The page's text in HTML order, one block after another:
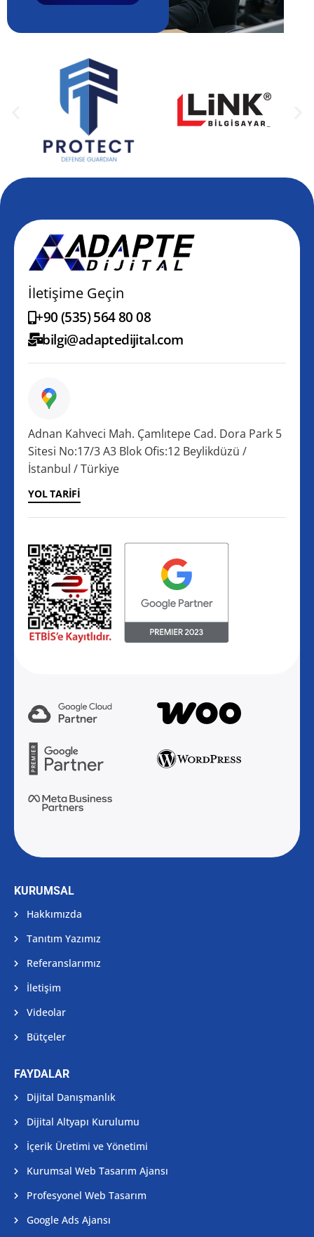
İletişime Geçin
+90 (535) 564 80 08
bilgi@adaptedijital.com
Adnan Kahveci Mah. Çamlıtepe Cad. Dora Park 5
Sitesi No:17/3 A3 Blok Ofis:12 Beylikdüzü /
İstanbul / Türkiye
YOL TARIFI
KURUMSAL
Hakkımızda
Tanıtım Yazımız
Referanslarımız
İletişim
Videolar
Bütçeler
FAYDALAR
Dijital Danışmanlık
Dijital Altyapı Kurulumu
İçerik Üretimi ve Yönetimi
Kurumsal Web Tasarım Ajansı
Profesyonel Web Tasarım
Google Ads Ajansı